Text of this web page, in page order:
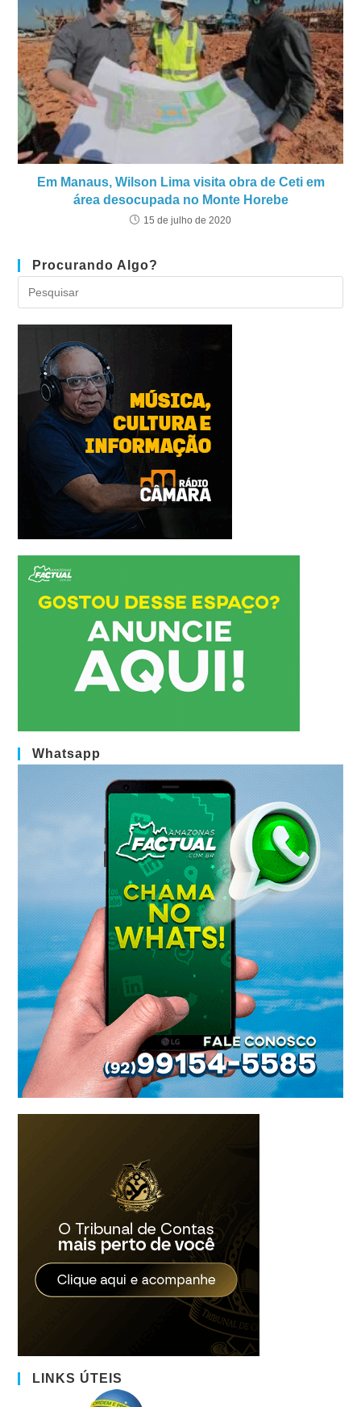
Em Manaus, Wilson Lima visita obra de Ceti em
área desocupada no Monte Horebe
15 de julho de 2020
Procurando Algo?
Whatsapp
LINKS ÚTEIS